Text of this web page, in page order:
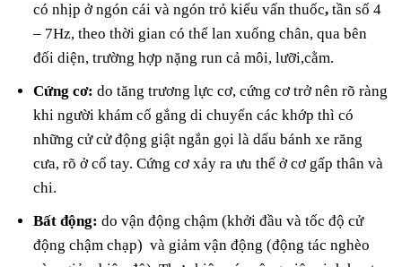
có nhịp ở ngón cái và ngón trỏ kiểu vấn thuốc,tần số 4
– 7Hz, theo thời gian có thể lan xuống chân, qua bên
đối diện, trường hợp nặng run cả môi, lưỡi,cằm.
Cứng cơ:do tăng trương lực cơ, cứng cơ trở nên rõ ràng
khi người khám cố gắng di chuyển các khớp thì có
những cử cử động giật ngắn gọi là dấu bánh xe răng
cưa, rõ ở cổ tay. Cứng cơ xảy ra ưu thế ở cơ gấp thân và
chi.
Bất động:do vận động chậm (khởi đầu và tốc độ cử
động chậm chạp) và giảm vận động (động tác nghèo